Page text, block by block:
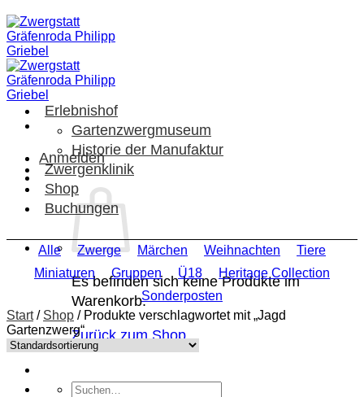
Zum
Inhalt
springen
Anmelden
Es befinden sich keine Produkte im
Warenkorb.
Zurück zum Shop
Suchen
Erlebnishof
Gartenzwergmuseum
Historie der Manufaktur
Zwergenklinik
Shop
Buchungen
Alle Zwerge Märchen Weihnachten
Tiere
Miniaturen
Gruppen Ü18
Heritage Collection
Sonderposten
Start / Shop /Produkte verschlagwortet mit „Jagd
Gartenzwerg“